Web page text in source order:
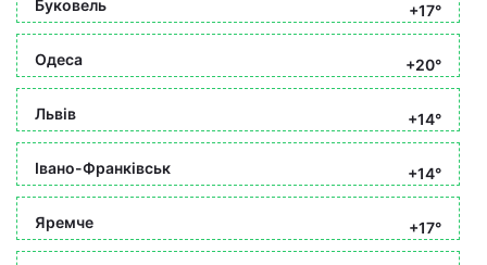
Буковель +17°
Одеса +20°
Львів +14°
Івано-Франківськ +14°
Яремче +17°